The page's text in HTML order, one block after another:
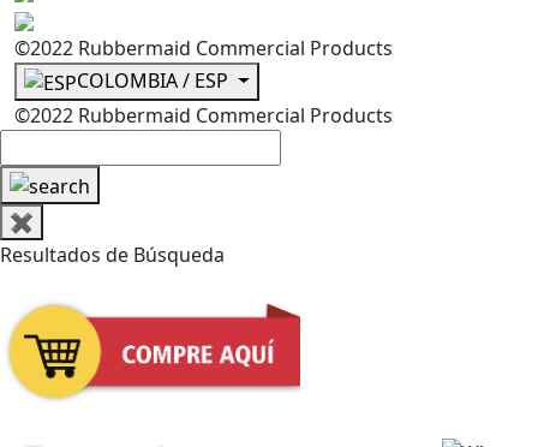
©2022 Rubbermaid Commercial Products
COLOMBIA / ESP
©2022 Rubbermaid Commercial Products
✖
Resultados de Búsqueda